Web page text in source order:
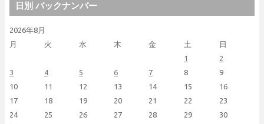
日別 バックナンバー
2026年8月
月
火 水 木 金 土 日
1
2
3
4 5 6 7 8
9
10
11 12 13 14 15
16
17
18 19 20 21 22
23
24
25 26 27 28 29
30